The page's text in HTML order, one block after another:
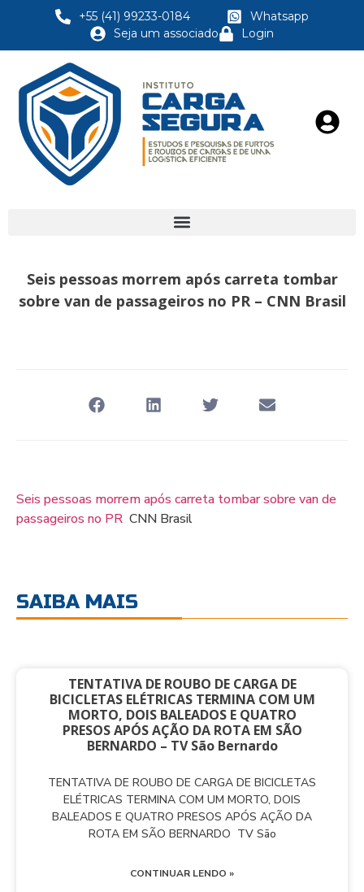
+55 (41) 99233-0184
Whatsapp
Seja um associado
Login
Seis pessoas morrem após carreta tombar
sobre van de passageiros no PR – CNN Brasil
Seis pessoas morrem após carreta tombar sobre van de
passageiros no PR CNN Brasil
SAIBA MAIS
TENTATIVA DE ROUBO DE CARGA DE
BICICLETAS ELÉTRICAS TERMINA COM UM
MORTO, DOIS BALEADOS E QUATRO
PRESOS APÓS AÇÃO DA ROTA EM SÃO
BERNARDO – TV São Bernardo
TENTATIVA DE ROUBO DE CARGA DE BICICLETAS
ELÉTRICAS TERMINA COM UM MORTO, DOIS
BALEADOS E QUATRO PRESOS APÓS AÇÃO DA
ROTA EM SÃO BERNARDO TV São
CONTINUAR LENDO »